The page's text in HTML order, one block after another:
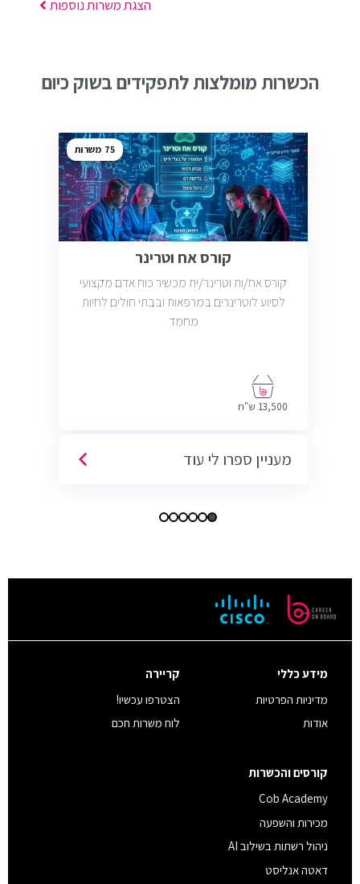
הצגת משרות נוספות
הכשרות מומלצות לתפקידים בשוק כיום
75
קורס אח וטרינר
קורס אח/ות וטרינר/ית מכשיר כוח אדם מקצועי
לסיוע לוטרינרים במרפאות ובבתי חולים לחיות
מחמד
13,500 ש"ח
מעניין ספרו לי עוד
מידע כללי
מדיניות הפרטיות
אודות
קריירה
הצטרפו עכשיו!
לוח משרות חכם
קורסים והכשרות
Cob Academy
מכירות והשפעה
ניהול רשתות בשילוב AI
דאטה אנליסט